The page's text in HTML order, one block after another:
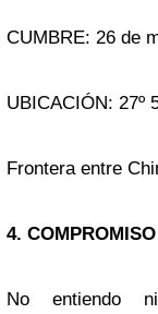
CUMBRE: 26 de
UBICACIÓN: 27º
Frontera entre
4. COMPROMISO
No entiendo